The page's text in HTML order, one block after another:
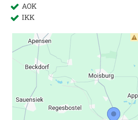
AOK
IKK